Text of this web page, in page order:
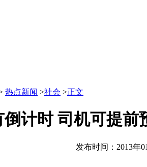
热点新闻 >社会 >正文
计时 司机可提前
发布时间：2013年